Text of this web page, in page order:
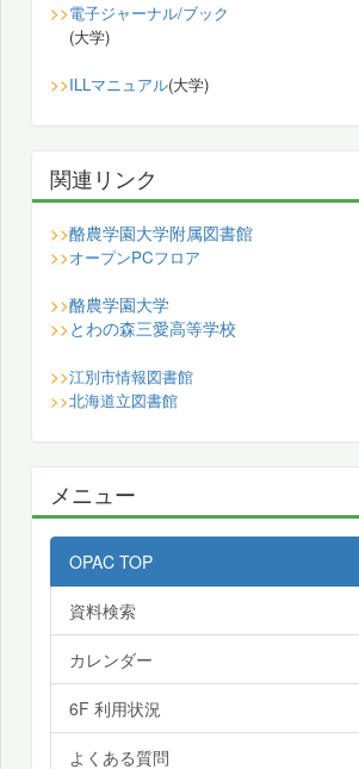
>>電子ジャーナル/ブック
(大学)
>>ILLマニュアル(大学)
関連リンク
>>酪農学園大学附属図書館
>>オープンPCフロア
>>酪農学園大学
>> とわの森三愛高等学校
>>江別市情報図書館
>>北海道立図書館
メニュー
OPAC TOP
資料検索
カレンダー
6F 利用状況
よくある質問